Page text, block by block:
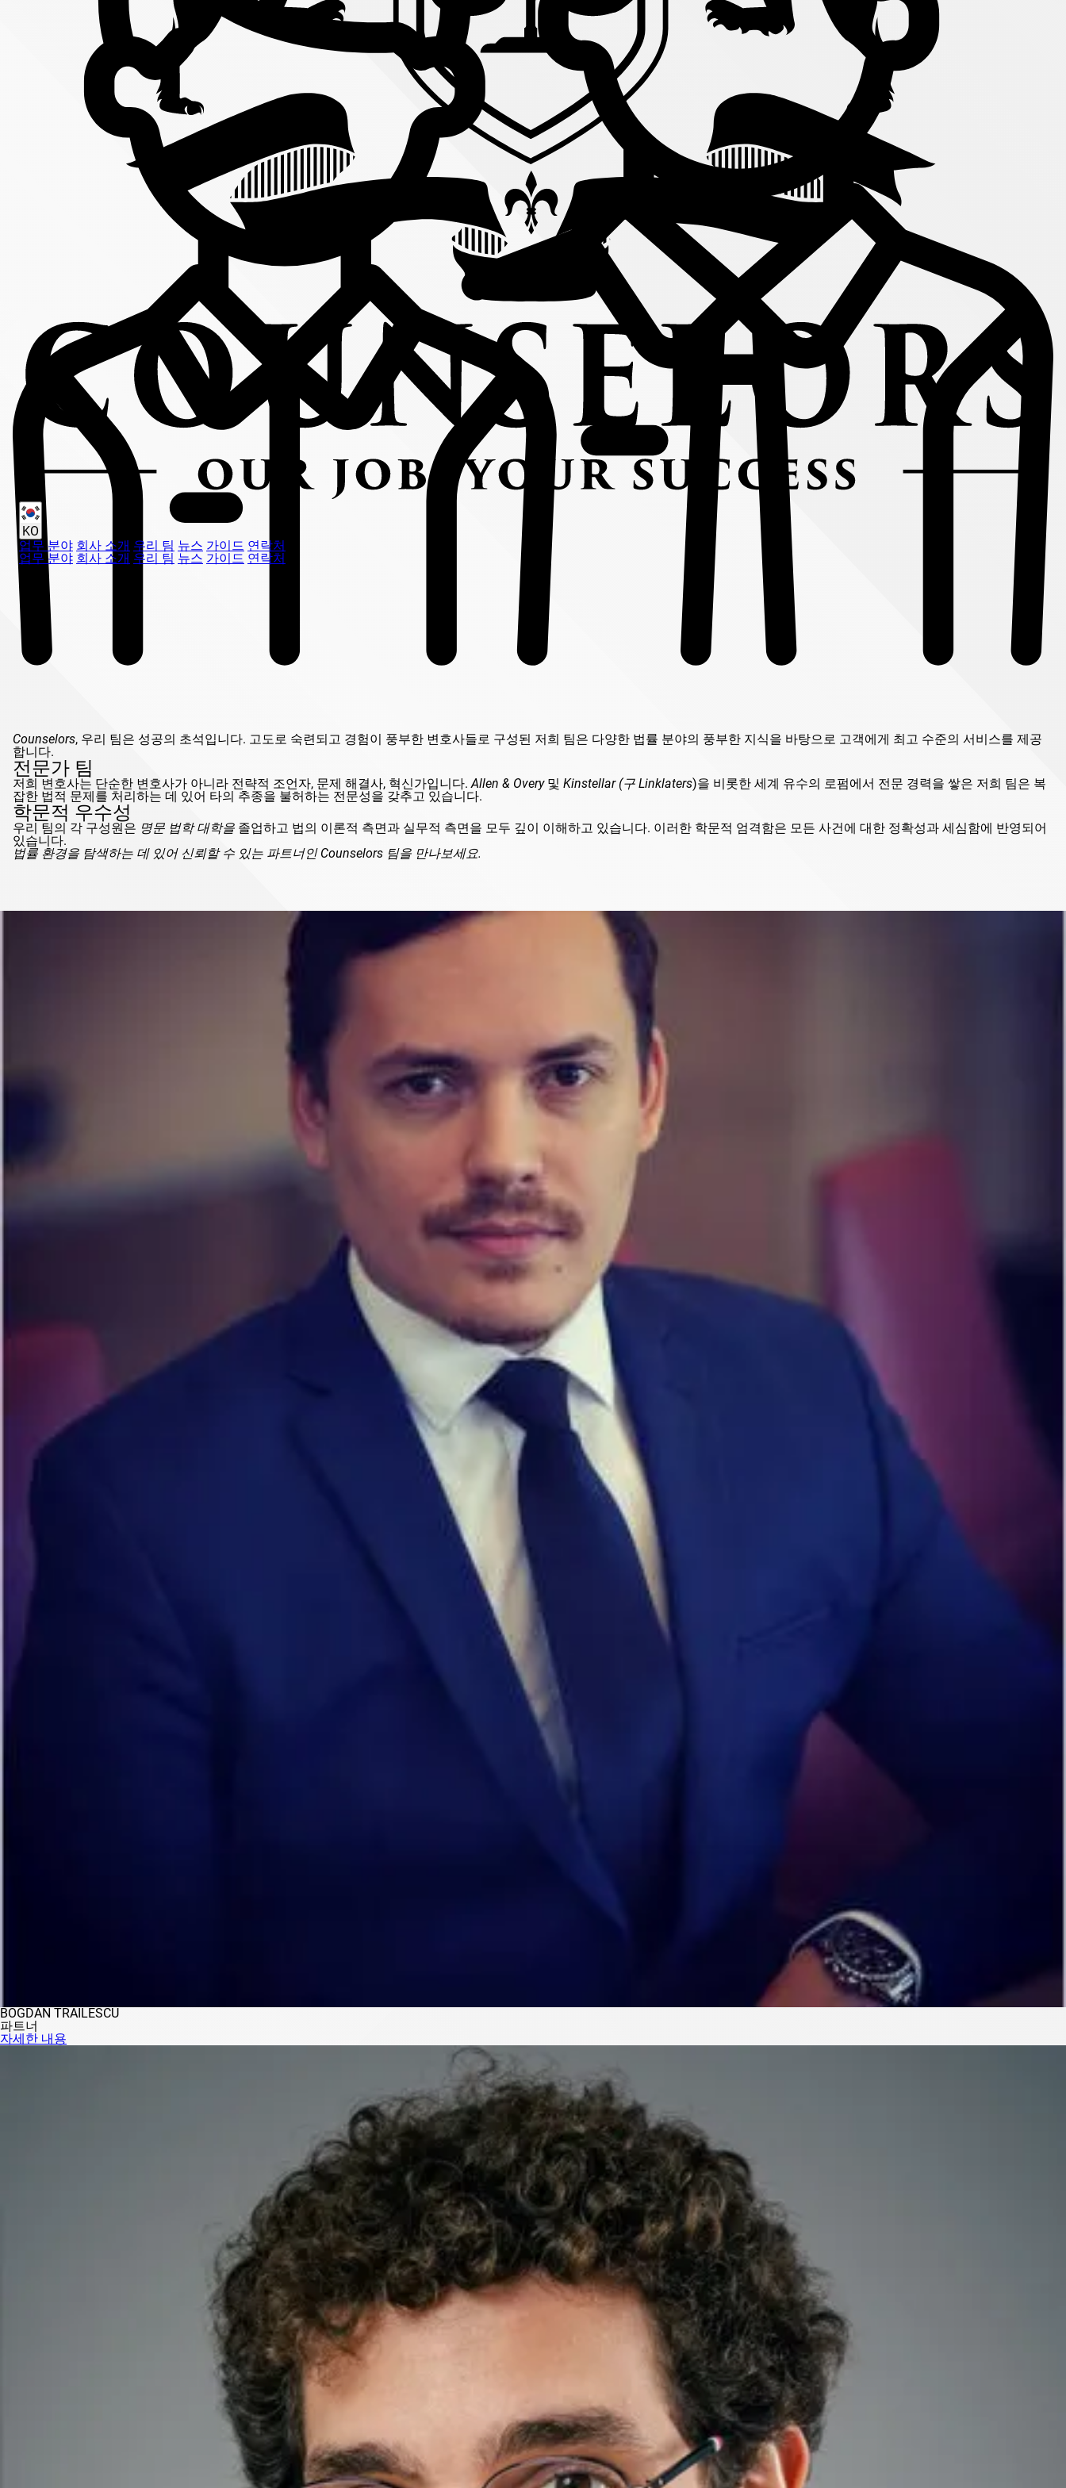
KO
업무 분야 회사 소개 우리 팀 뉴스 가이드 연락처
업무 분야 회사 소개 우리 팀 뉴스 가이드 연락처
Counselors, 우리 팀은 성공의 초석입니다. 고도로 숙련되고 경험이 풍부한 변호사들로 구성된 저희 팀은 다양한 법률 분야의 풍부한 지식을 바탕으로 고객에게 최고 수준의 서비스를 제공
합니다.
전문가 팀
저희 변호사는 단순한 변호사가 아니라 전략적 조언자, 문제 해결사, 혁신가입니다.Allen & Overy및 Kinstellar(구 Linklaters)을 비롯한 세계 유수의 로펌에서 전문 경력을 쌓은 저희 팀은 복
잡한 법적 문제를 처리하는 데 있어 타의 추종을 불허하는 전문성을 갖추고 있습니다.
학문적 우수성
우리 팀의 각 구성원은 명문 법학 대학을 졸업하고 법의 이론적 측면과 실무적 측면을 모두 깊이 이해하고 있습니다. 이러한 학문적 엄격함은 모든 사건에 대한 정확성과 세심함에 반영되어
있습니다.
법률 환경을 탐색하는 데 있어 신뢰할 수 있는 파트너인 Counselors 팀을 만나보세요.
BOGDAN TRĂILESCU
파트너
자세한 내용